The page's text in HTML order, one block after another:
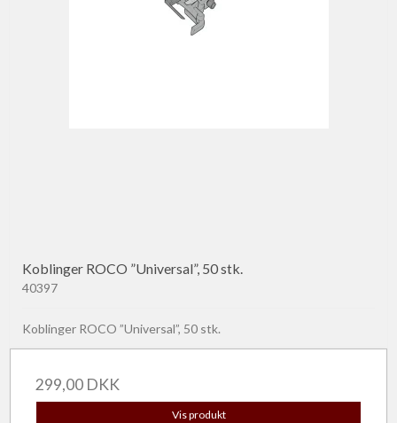
Koblinger ROCO ”Universal”, 50 stk.
40397
Koblinger ROCO ”Universal”, 50 stk.
299,00 DKK
Vis produkt